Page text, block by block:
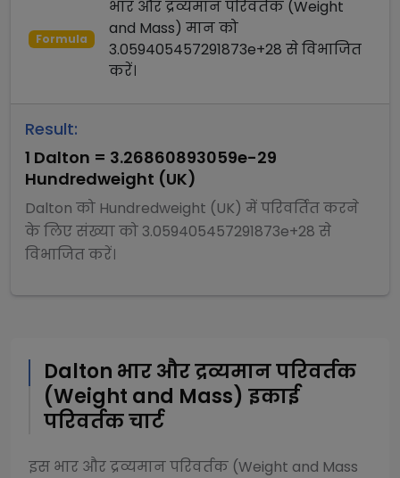
Formula
भार और द्रव्यमान परिवर्तक (Weight
and Mass) मान को
3.059405457291873e+28 सेविभाजित
करें।
Result:
1 Dalton = 3.26860893059e-29
Hundredweight (UK)
Dalton को Hundredweight (UK) में परिवर्तित करने
के लिए संख्या को 3.059405457291873e+28 से
विभाजितकरें।
Dalton भार और द्रव्यमान परिवर्तक
(Weight and Mass) इकाई
परिवर्तक चार्ट
इस भार और द्रव्यमान परिवर्तक (Weight and Mass